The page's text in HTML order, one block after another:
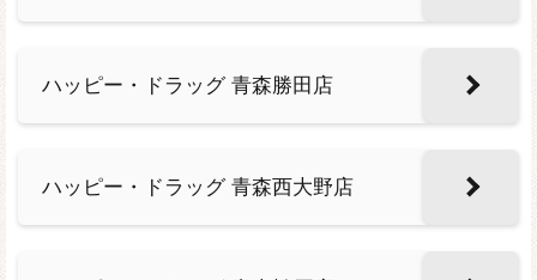
ハッピー・ドラッグ 青森勝田店
ハッピー・ドラッグ 青森西大野店